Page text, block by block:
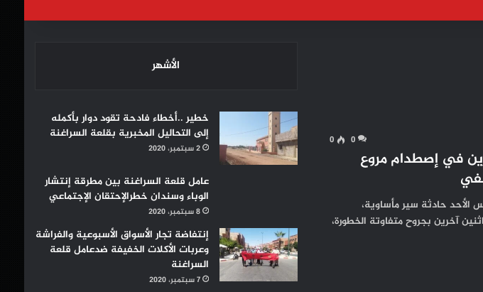
0
0
في إصطدام مروع
حادثة سير مأساوية،
آخرين بجروح متفاوتة الخطورة،
الأشهر
خطير ..أخطاء فادحة تقود دوار بأكمله
إلى التحاليل المخبرية بقلعة السراغنة
2 سبتمبر، 2020
عامل قلعة السراغنة بين مطرقة إنتشار
الوباء وسندان خطرالإحتقان الإجتماعي
8 سبتمبر، 2020
إنتفاضة تجار الأسواق الأسبوعية والفراشة
وعربات الأكلات الخفيفة ضدعامل قلعة
السراغنة
7 سبتمبر، 2020